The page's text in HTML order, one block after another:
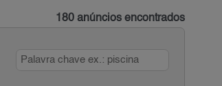
180 anúncios encontrados